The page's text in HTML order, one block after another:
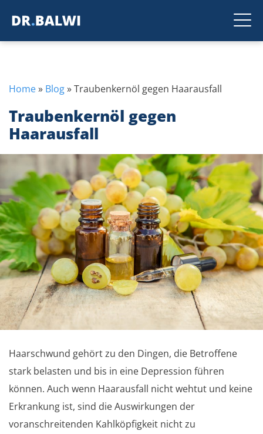
Home» Blog»Traubenkernöl gegen Haarausfall
Traubenkernöl gegen
Haarausfall
Haarschwund gehört zu den Dingen, die Betroffene
stark belasten und bis in eine Depression führen
können. Auch wenn Haarausfall nicht wehtut und keine
Erkrankung ist, sind die Auswirkungen der
voranschreitenden Kahlköpfigkeit nicht zu